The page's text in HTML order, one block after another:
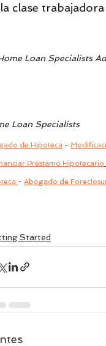
clase
Loan Specialists
Loan Specialists
de Hipoteca -
Prestamo Hipotecario
- Abogado de
Started